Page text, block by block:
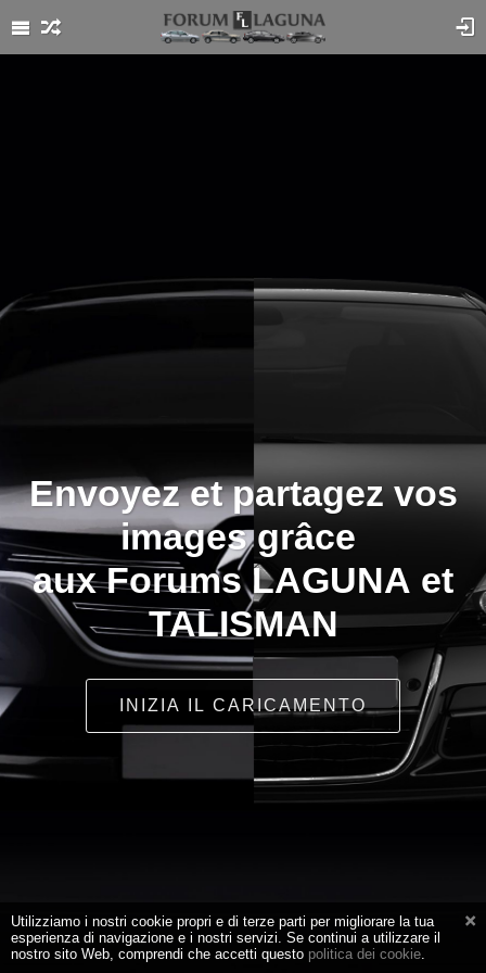
Envoyez et partagez vos
images grâce
aux Forums LAGUNA et
TALISMAN
INIZIA IL CARICAMENTO
Utilizziamo i nostri cookie propri e di terze parti per migliorare la tua
esperienza di navigazione e i nostri servizi. Se continui a utilizzare il
nostro sito Web, comprendi che accetti questo politica dei cookie.